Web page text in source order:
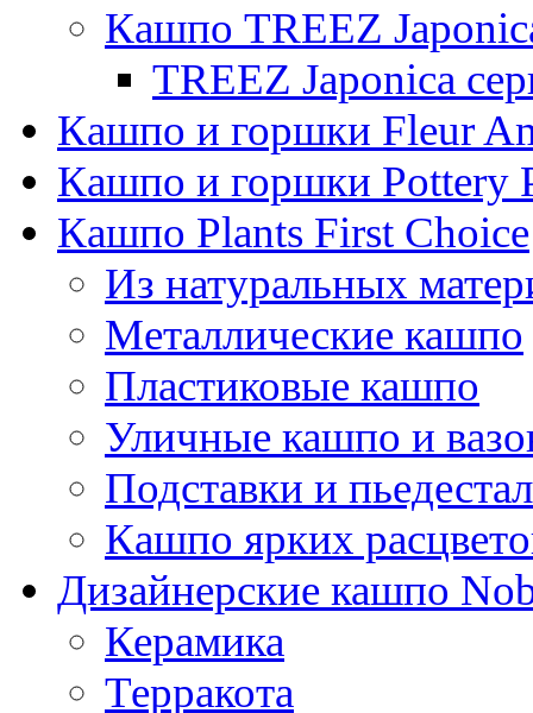
Кашпо TREEZ
TREEZ Japonica
Кашпо и горшки Fleur
Кашпо и горшки Pottery
Кашпо Plants First Choice
Из натуральных
Металлические кашпо
Пластиковые кашпо
Уличные кашпо и
Подставки и
Кашпо ярких
Дизайнерские кашпо
Керамика
Терракота